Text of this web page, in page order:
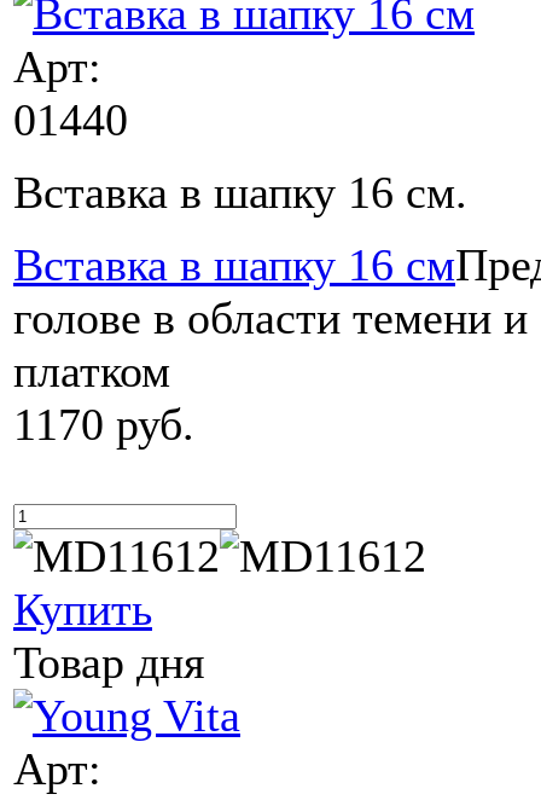
Арт:
01440
Вставка в шапку 16 cм.
Вставка в шапку 16 см
голове в области темени
платком
1170 руб.
Купить
Товар дня
Арт: